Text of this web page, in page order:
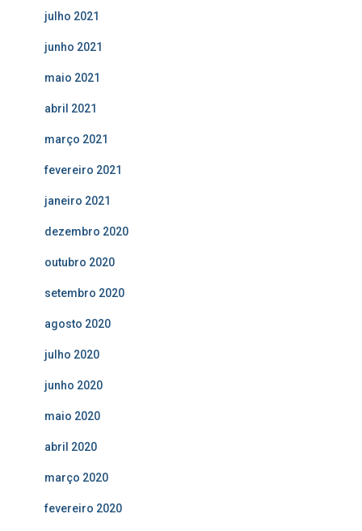
julho 2021
junho 2021
maio 2021
abril 2021
março 2021
fevereiro 2021
janeiro 2021
dezembro 2020
outubro 2020
setembro 2020
agosto 2020
julho 2020
junho 2020
maio 2020
abril 2020
março 2020
fevereiro 2020